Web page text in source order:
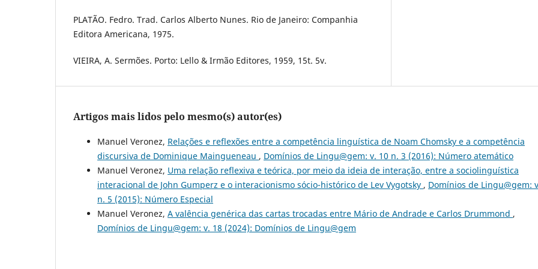
PLATÃO. Fedro. Trad. Carlos Alberto Nunes. Rio de Janeiro: Companhia
Editora Americana, 1975.
VIEIRA, A. Sermões. Porto: Lello & Irmão Editores, 1959, 15t. 5v.
Artigos mais lidos pelo mesmo(s) autor(es)
Manuel Veronez, Relações e reflexões entre a competência linguística de Noam Chomsky e a competência
discursiva de Dominique Maingueneau , Domínios de Lingu@gem: v. 10 n. 3 (2016): Número atemático
Manuel Veronez, Uma relação reflexiva e teórica, por meio da ideia de interação, entre a sociolinguística
interacional de John Gumperz e o interacionismo sócio-histórico de Lev Vygotsky , Domínios de Lingu@gem:
n. 5 (2015): Número Especial
Manuel Veronez, A valência genérica das cartas trocadas entre Mário de Andrade e Carlos Drummond ,
Domínios de Lingu@gem: v. 18 (2024): Domínios de Lingu@gem